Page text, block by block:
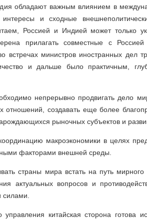
обладают важным влиянием в
и сходные
Россией и Индией может только
прилагать совместные с
встречах министров иностранных дел
и дальше было практичным,
непрерывно продвигать дело
отношений, создавать еще более
рыночных субъектов и
макроэкономики в целях
факторами внешней среды.
страны мира встать на путь мирного
актуальных вопросов и
китайская сторона готова